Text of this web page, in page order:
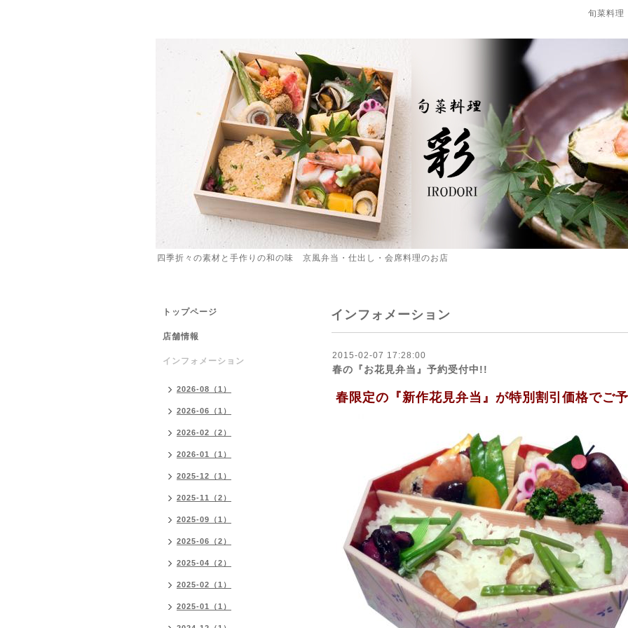
旬菜料
四季折々の素材と手作りの和の味 京風弁当・仕出し・会席料理のお店
インフォメーション
2015-02-07 17:28:00
春の『お花見弁当』予約受付中!!
春限定の『新作花見弁当』が特別割引価格でご
トップページ
店舗情報
インフォメーション
2026-08（1）
2026-06（1）
2026-02（2）
2026-01（1）
2025-12（1）
2025-11（2）
2025-09（1）
2025-06（2）
2025-04（2）
2025-02（1）
2025-01（1）